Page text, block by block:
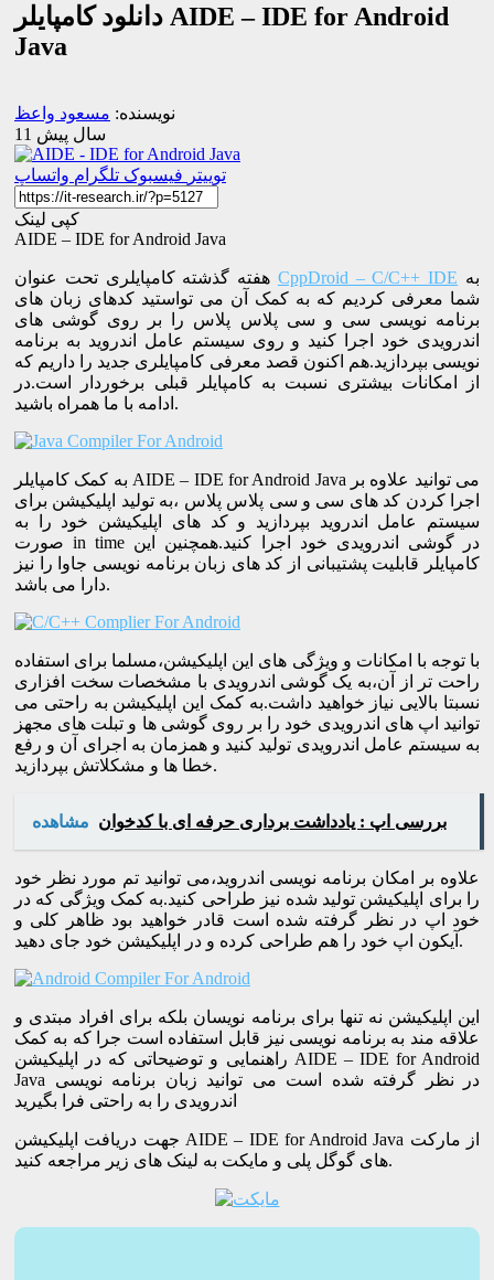
دانلود کامپایلر AIDE – IDE for Android
Java
نویسنده: مسعود واعظ
11 سال پیش
توییتر فیسبوک تلگرام واتساپ
کپی لینک
AIDE – IDE for Android Java
CppDroid – C/C++ IDE
شما معرفی کردیم که به کمک آن می تواستید کدهای زبان های
برنامه نویسی سی و سی پلاس پلاس را بر روی گوشی های
اندرویدی خود اجرا کنید و روی سیستم عامل اندروید به برنامه
نویسی بپردازید.هم اکنون قصد معرفی کامپایلری جدید را داریم که
از امکانات بیشتری نسبت به کامپایلر قبلی برخوردار است.در
ادامه با ما همراه باشید.
به کمک کامپایلر AIDE – IDE for Android Java می توانید علاوه بر
اجرا کردن کد های سی و سی پلاس پلاس ،به تولید اپلیکیشن برای
سیستم عامل اندروید بپردازید و کد های اپلیکیشن خود را به
صورت in time در گوشی اندرویدی خود اجرا کنید.همچنین این
کامپایلر قابلیت پشتیبانی از کد های زبان برنامه نویسی جاوا را نیز
دارا می باشد.
با توجه با امکانات و ویژگی های این اپلیکیشن،مسلما برای استفاده
راحت تر از آن،به یک گوشی اندرویدی با مشخصات سخت افزاری
نسبتا بالایی نیاز خواهید داشت.به کمک این اپلیکیشن به راحتی می
توانید اپ های اندرویدی خود را بر روی گوشی ها و تبلت های مجهز
به سیستم عامل اندرویدی تولید کنید و همزمان به اجرای آن و رفع
خطا ها و مشکلاتش بپردازید.
مشاهده بررسی اپ : یادداشت برداری حرفه ای با کدخوان
علاوه بر امکان برنامه نویسی اندروید،می توانید تم مورد نظر خود
را برای اپلیکیشن تولید شده نیز طراحی کنید.به کمک ویژگی که در
خود اپ در نظر گرفته شده است قادر خواهید بود ظاهر کلی و
آیکون اپ خود را هم طراحی کرده و در اپلیکیشن خود جای دهید.
این اپلیکیشن نه تنها برای برنامه نویسان بلکه برای افراد مبتدی و
علاقه مند به برنامه نویسی نیز قابل استفاده است جرا که به کمک
راهنمایی و توضیحاتی که در اپلیکیشن AIDE – IDE for Android
Java در نظر گرفته شده است می توانید زبان برنامه نویسی
اندرویدی را به راحتی فرا بگیرید
جهت دریافت اپلیکیشن AIDE – IDE for Android Java از مارکت
های گوگل پلی و مایکت به لینک های زیر مراجعه کنید.